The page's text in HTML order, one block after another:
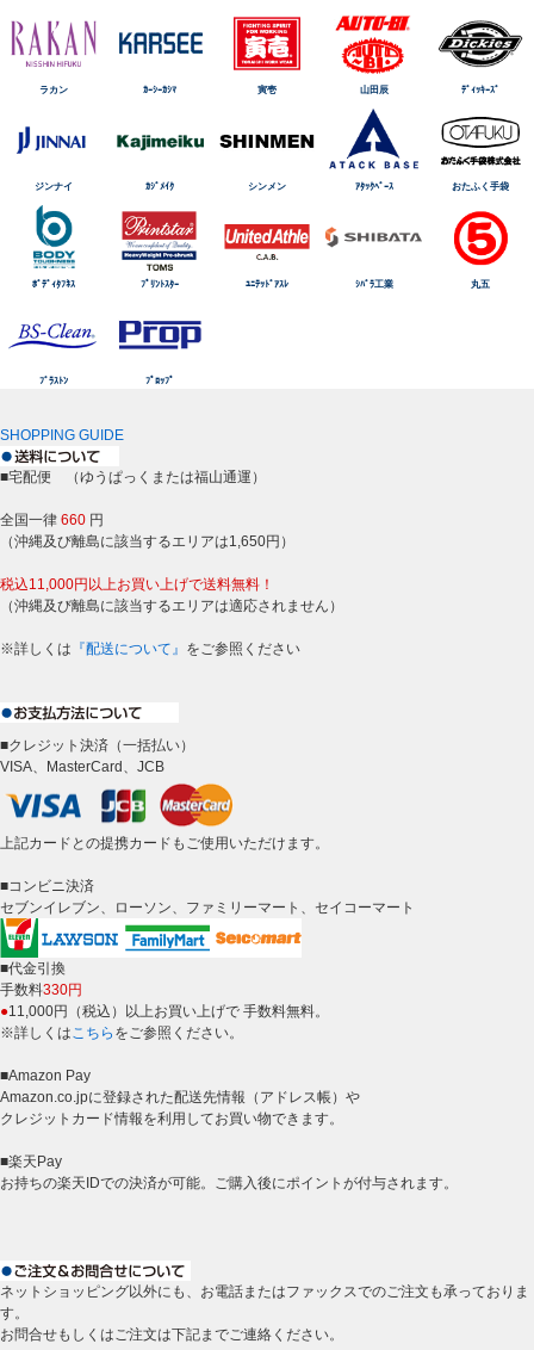
ラカン ｶｰｼｰｶｼﾏ 寅壱 山田辰 ﾃﾞｨｯｷｰｽﾞ
ジンナイ ｶｼﾞﾒｲｸ シンメン ｱﾀｯｸﾍﾞｰｽ おたふく手袋
ﾎﾞﾃﾞｨﾀﾌﾈｽ ﾌﾟﾘﾝﾄｽﾀｰ ﾕﾆﾃｯﾄﾞｱｽﾚ ｼﾊﾞﾗ工業 丸五
ﾌﾞﾗｽﾄﾝ ﾌﾟﾛｯﾌﾟ
SHOPPING GUIDE
■宅配便 （ゆうぱっくまたは福山通運）
全国一律 660 円
（沖縄及び離島に該当するエリアは1,650円）
税込11,000円以上お買い上げで送料無料！
（沖縄及び離島に該当するエリアは適応されません）
※詳しくは 『配送について』 をご参照ください
■クレジット決済（一括払い）
VISA、MasterCard、JCB
上記カードとの提携カードもご使用いただけます。
■コンビニ決済
セブンイレブン、ローソン、ファミリーマート、セイコーマート
■代金引換
手数料330円
●11,000円（税込）以上お買い上げで 手数料無料。
※詳しくはこちら をご参照ください。
■Amazon Pay
Amazon.co.jpに登録された配送先情報（アドレス帳）や
クレジットカード情報を利用してお買い物できます。
■楽天Pay
お持ちの楽天IDでの決済が可能。ご購入後にポイントが付与されます。
ネットショッピング以外にも、お電話またはファックスでのご注文も承っておりま
す。
お問合せもしくはご注文は下記までご連絡ください。